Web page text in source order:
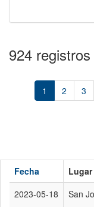
924 registros
1 2 3
Fecha Lugar
2023-05-18
San